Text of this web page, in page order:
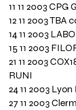
11 11 2003 CPG
12 11 2003 TBA
14 11 2003
15 11 2003
21 11 2003
RUNI
24 11 2003
27 11 2003